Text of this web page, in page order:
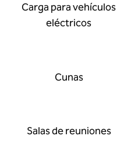
Carga para vehículos
eléctricos
Cunas
Salas de reuniones